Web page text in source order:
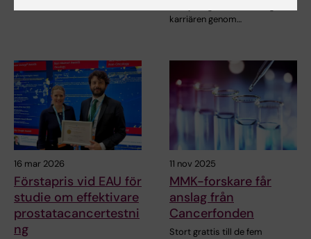
karriären genom…
16 mar 2026
Förstapris vid EAU för
studie om effektivare
prostatacancertestni
ng
11 nov 2025
MMK-forskare får
anslag från
Cancerfonden
Stort grattis till de fem